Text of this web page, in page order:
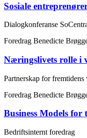
Sosiale
Dialogkonferanse
Foredrag Benedicte
Næringslivets rolle i
Partnerskap for fremtidens
Foredrag Benedicte
Business Models for
Bedriftsinternt foredrag